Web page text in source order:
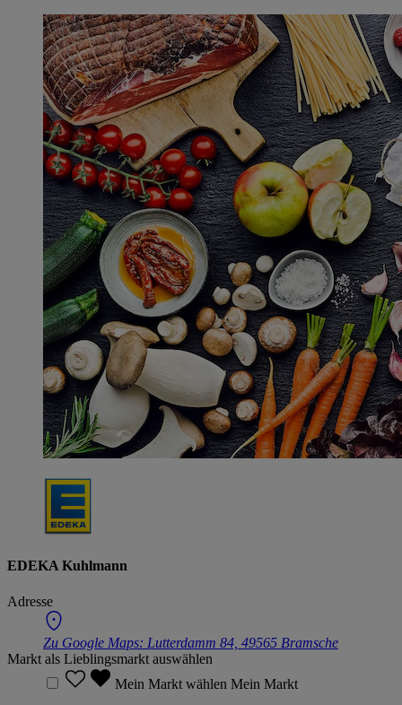
EDEKA Kuhlmann
Adresse
Zu Google Maps: Lutterdamm 84, 49565 Bramsche
Markt als Lieblingsmarkt auswählen
Mein Markt wählen Mein Markt